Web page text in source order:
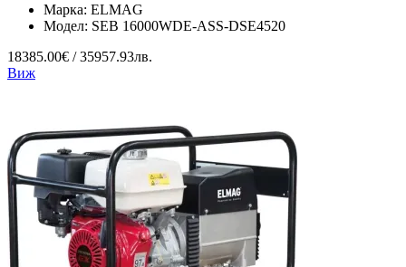
Марка: ELMAG
Модел: SEB 16000WDE-ASS-DSE4520
18385.00€ / 35957.93лв.
Виж